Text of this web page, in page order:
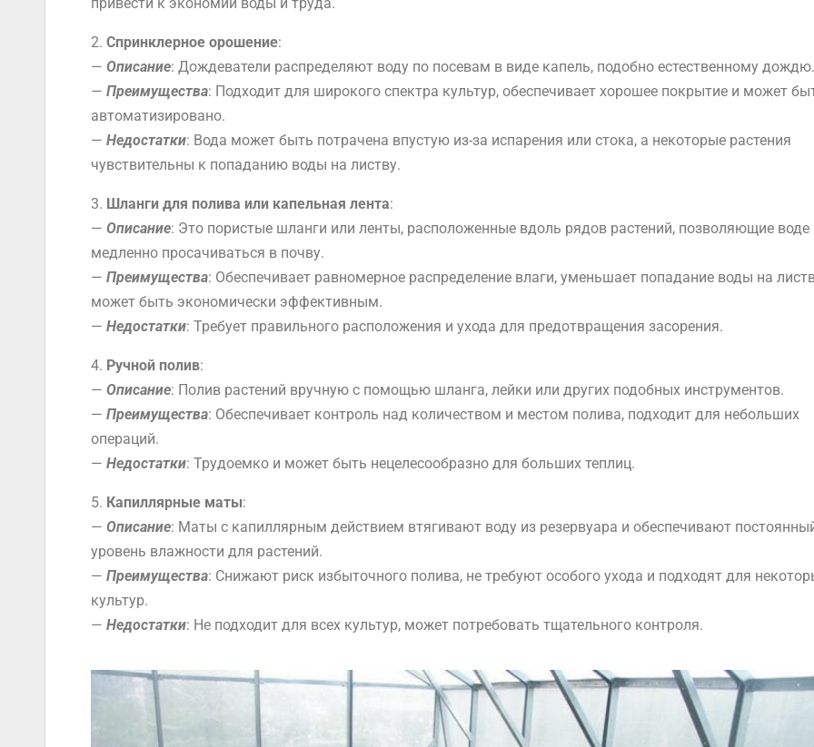
2. Спринклерное орошение:
— Описание: Дождеватели распределяют воду по посевам в виде капель, подобно естественному дождю.
— Преимущества: Подходит для широкого спектра культур, обеспечивает хорошее покрытие и может
автоматизировано.
— Недостатки: Вода может быть потрачена впустую из-за испарения или стока, а некоторые растения
чувствительны к попаданию воды на листву.
3. Шланги для полива или капельная лента:
— Описание: Это пористые шланги или ленты, расположенные вдоль рядов растений, позволяющие воде
медленно просачиваться в почву.
— Преимущества: Обеспечивает равномерное распределение влаги, уменьшает попадание воды на
может быть экономически эффективным.
— Недостатки: Требует правильного расположения и ухода для предотвращения засорения.
4. Ручной полив:
— Описание: Полив растений вручную с помощью шланга, лейки или других подобных инструментов.
— Преимущества: Обеспечивает контроль над количеством и местом полива, подходит для небольших
операций.
— Недостатки: Трудоемко и может быть нецелесообразно для больших теплиц.
5. Капиллярные маты:
— Описание: Маты с капиллярным действием втягивают воду из резервуара и обеспечивают
уровень влажности для растений.
— Преимущества: Снижают риск избыточного полива, не требуют особого ухода и подходят для
культур.
— Недостатки: Не подходит для всех культур, может потребовать тщательного контроля.